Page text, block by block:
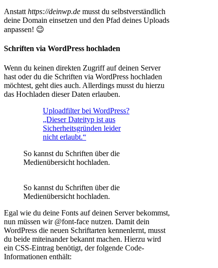
Anstatt https://deinwp.de musst du selbstverständlich
deine Domain einsetzen und den Pfad deines Uploads
anpassen! 😉
Schriften via WordPress hochladen
Wenn du keinen direkten Zugriff auf deinen Server
hast oder du die Schriften via WordPress hochladen
möchtest, geht dies auch. Allerdings musst du hierzu
das Hochladen dieser Daten erlauben.
Uploadfilter bei WordPress?
„Dieser Dateityp ist aus
Sicherheitsgründen leider
nicht erlaubt.“
So kannst du Schriften über die
Medienübersicht hochladen.
So kannst du Schriften über die
Medienübersicht hochladen.
Egal wie du deine Fonts auf deinen Server bekommst,
nun müssen wir @font-face nutzen. Damit dein
WordPress die neuen Schriftarten kennenlernt, musst
du beide miteinander bekannt machen. Hierzu wird
ein CSS-Eintrag benötigt, der folgende Code-
Informationen enthält: